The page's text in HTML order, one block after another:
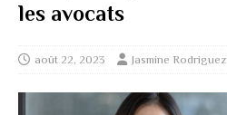
les avocats
août 22, 2023 Jasmine Rodriguez